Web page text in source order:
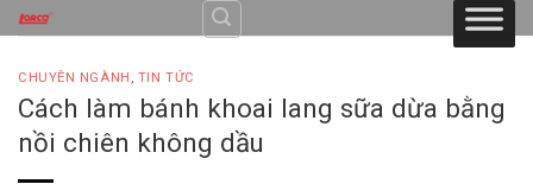
Skip
to
content
CHUYÊN NGÀNH , TIN TỨC
Cách làm bánh khoai lang sữa dừa bằng
nồi chiên không dầu